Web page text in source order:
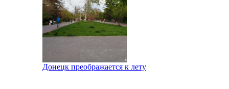
Донецк отметил 1 мая
Донецк преображается к лету